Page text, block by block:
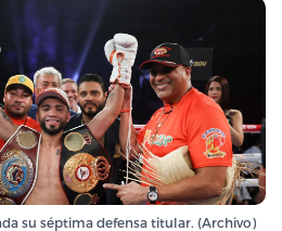
su séptima defensa titular. (Archivo)